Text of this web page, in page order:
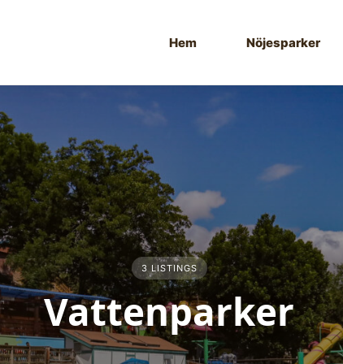
Hem Nöjesparker
3 LISTINGS
Vattenparker